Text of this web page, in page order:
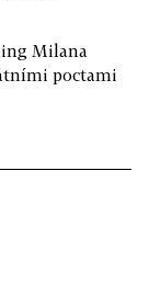
Milana
poctami